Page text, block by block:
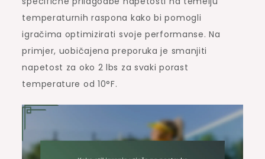
temperaturnih raspona kako bi pomogli
igračima optimizirati svoje performanse. Na
primjer, uobičajena preporuka je smanjiti
napetost za oko 2 lbs za svaki porast
temperature od 10°F.